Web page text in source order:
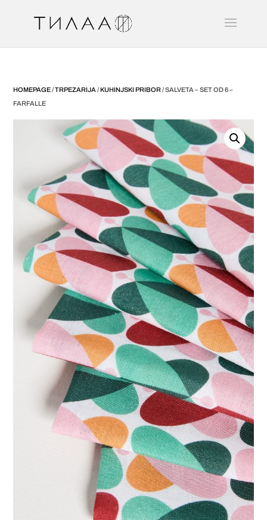
HOMEPAGE/TRPEZARIJA /KUHINJSKI PRIBOR/ SALVETA – SET OD 6 –
FARFALLE